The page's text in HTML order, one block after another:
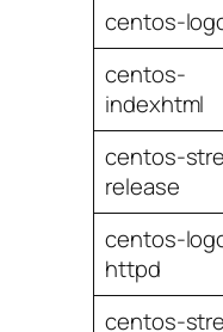
centos-
centos-
indexhtml
centos-
release
centos-
httpd
centos-